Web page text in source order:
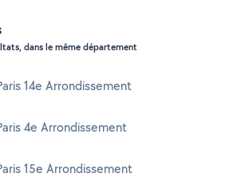
dans le même département
14e Arrondissement
4e Arrondissement
15e Arrondissement